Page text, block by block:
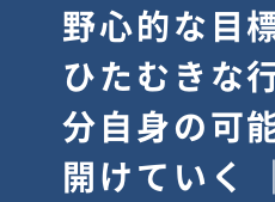
野心的な目
ひたむきな
分自身の可
開けていく